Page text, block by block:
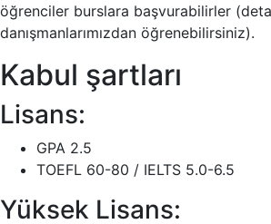
öğrenciler burslara başvurabilirler
danışmanlarımızdan öğrenebilirsiniz).
Kabul şartları
Lisans:
GPA 2.5
TOEFL 60-80 / IELTS 5.0-6.5
Yüksek Lisans: